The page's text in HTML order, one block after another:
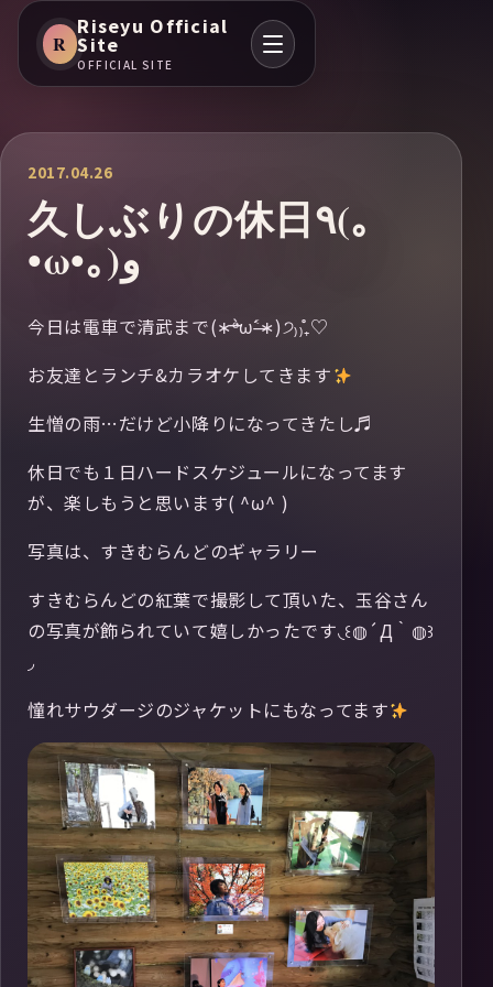
R
Riseyu Official
Site
OFFICIAL SITE
2017.04.26
久しぶりの休日٩(｡
•ω•｡) و
今日は電車で清武まで(∗ᵒ̶̶̷̀ω˂̶́∗)੭₎₎̊₊♡
お友達とランチ&カラオケしてきます
生憎の雨…だけど小降りになってきたし♬
休日でも１日ハードスケジュールになってます
が、楽しもうと思います( ^ω^ )
写真は、すきむらんどのギャラリー
すきむらんどの紅葉で撮影して頂いた、玉谷さん
の写真が飾られていて嬉しかったです◟꒰◍´Д‵◍꒱
◞
憧れサウダージのジャケットにもなってます